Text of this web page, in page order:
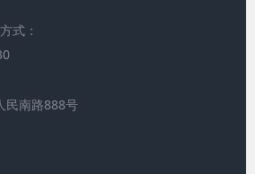
式：
民南路888号